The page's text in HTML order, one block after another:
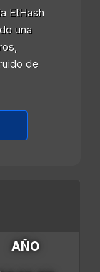
EtHash
una
de
AÑO